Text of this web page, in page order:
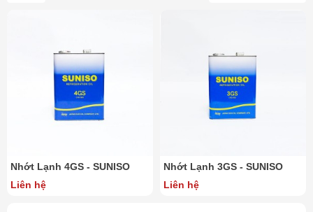
Nhớt Lạnh 4GS - SUNISO
Liên hệ
Nhớt Lạnh 3GS - SUNISO
Liên hệ